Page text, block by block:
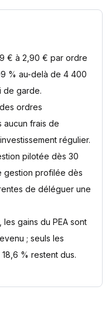
pour un PEA en 2026 ?
courant dans la même
banque à une autre ?
5 ans en 2026 ?
son PEA ?
€ à 2,90 € par ordre
% au-delà de 4 400
de garde.
ordres
aucun frais de
régulier.
pilotée dès 30
gestion profilée dès
de déléguer une
gains du PEA sont
; seuls les
% restent dus.